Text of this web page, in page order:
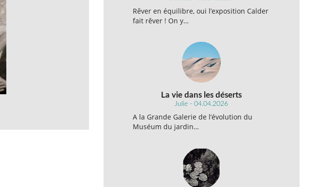
Rêver en équilibre, oui l’exposition Calder
fait rêver ! On y…
La vie dans les déserts
Julie - 04.04.2026
A la Grande Galerie de l’évolution du
Muséum du jardin…